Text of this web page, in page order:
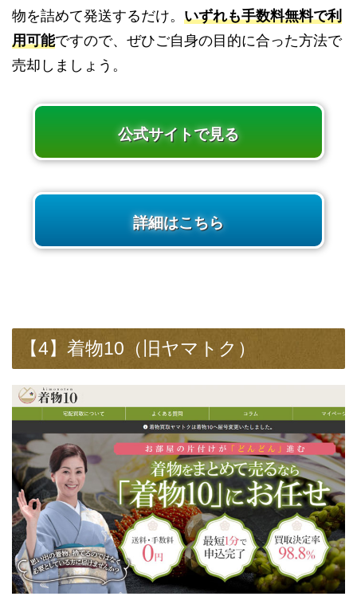
物を詰めて発送するだけ。 いずれも手数料無料で利
用可能ですので、ぜひご自身の目的に合った方法で
売却しましょう。
公式サイトで見る
詳細はこちら
【4】着物10（旧ヤマトク）